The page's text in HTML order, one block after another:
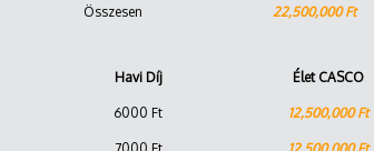
Összesen 22,500,000 Ft
Havi Díj Élet CASCO
6000 Ft 12,500,000 Ft